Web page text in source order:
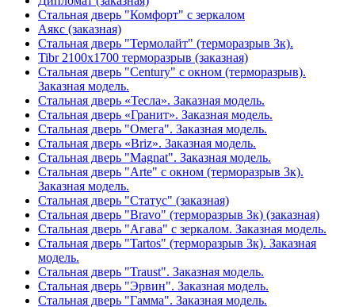
Стальная дверь "Комфорт" с зеркалом
Аякс (заказная)
Стальная дверь "Термолайт" (терморазрыв 3к).
Tibr 2100х1700 терморазрыв (заказная)
Стальная дверь "Century" с окном (терморазрыв).
Заказная модель.
Стальная дверь «Тесла». Заказная модель.
Стальная дверь «Гранит». Заказная модель.
Стальная дверь "Омега". Заказная модель.
Стальная дверь «Briz». Заказная модель.
Стальная дверь "Magnat". Заказная модель.
Стальная дверь "Arte" с окном (терморазрыв 3к).
Заказная модель.
Стальная дверь "Статус" (заказная)
Стальная дверь "Bravo" (терморазрыв 3к) (заказная)
Стальная дверь "Агава" с зеркалом. Заказная модель.
Стальная дверь "Tartos" (терморазрыв 3к). Заказная
модель.
Стальная дверь "Traust". Заказная модель.
Стальная дверь "Эрвин". Заказная модель.
Стальная дверь "Гамма". Заказная модель.